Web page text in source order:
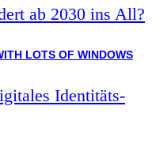
ab 2030 ins All?
Identitäts-